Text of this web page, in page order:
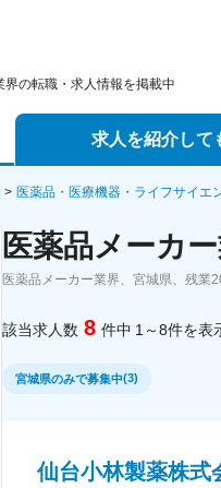
界の転職・求人情報を掲載中
求人を紹介して
エージェントサービス
スカウトサービス
医薬品・医療機器・ライフサイエ
医薬品メーカ
医薬品メーカー業界、宮城県、残業
該当求人数 8 件中 1～8件を表
宮城県のみで募集中(3)
仙台小林製薬株式